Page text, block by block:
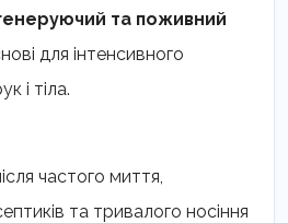
та поживний
для інтенсивного
і тіла.
частого миття,
та тривалого носіння